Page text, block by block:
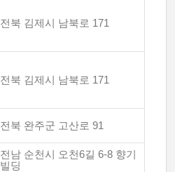
전북 김제시 남북로 171
전북 김제시 남북로 171
전북 완주군 고산로 91
전남 순천시 오천6길 6-8 향기
빌딩